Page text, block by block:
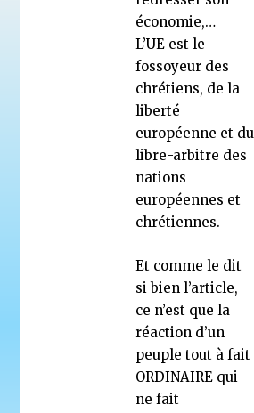
économie,…
L’UE est le
fossoyeur des
chrétiens, de la
liberté
européenne et du
libre-arbitre des
nations
européennes et
chrétiennes.
Et comme le dit
si bien l’article,
ce n’est que la
réaction d’un
peuple tout à fait
ORDINAIRE qui
ne fait